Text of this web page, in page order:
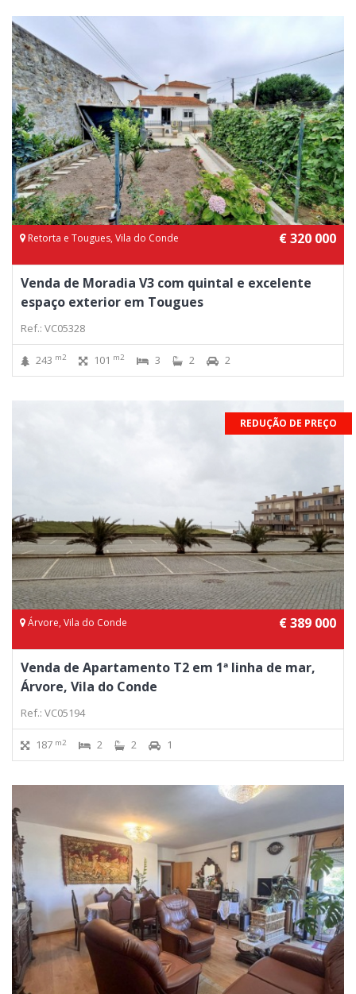
Retorta e Tougues, Vila do Conde € 320 000
Venda de Moradia V3 com quintal e excelente
espaço exterior em Tougues
Ref.: VC05328
243 m2 101 m2 3 2 2
REDUÇÃO DE PREÇO
Árvore, Vila do Conde € 389 000
Venda de Apartamento T2 em 1ª linha de mar,
Árvore, Vila do Conde
Ref.: VC05194
187 m2 2 2 1